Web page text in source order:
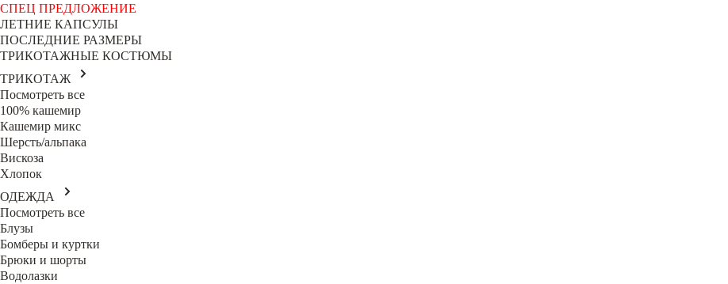
СПЕЦ ПРЕДЛОЖЕНИЕ
ЛЕТНИЕ КАПСУЛЫ
ПОСЛЕДНИЕ РАЗМЕРЫ
ТРИКОТАЖНЫЕ КОСТЮМЫ
ТРИКОТАЖ
Посмотреть все
100% кашемир
Кашемир микс
Шерсть/альпака
Вискоза
Хлопок
ОДЕЖДА
Посмотреть все
Блузы
Бомберы и куртки
Брюки и шорты
Водолазки